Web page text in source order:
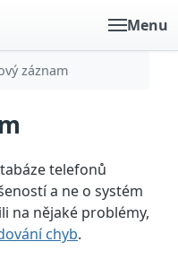
Menu
záznam
telefonů
a ne o systém
na nějaké problémy,
chyb.